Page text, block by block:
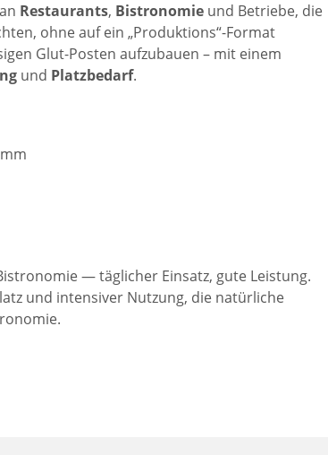
Restaurants, Bistronomie und Betriebe, die
ohne auf ein „Produktions“-Format
Glut-Posten aufzubauen – mit einem
und Platzbedarf.
— täglicher Einsatz, gute Leistung.
und intensiver Nutzung, die natürliche